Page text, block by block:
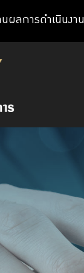
นผลการดำเนินงาน
การ
สตร์